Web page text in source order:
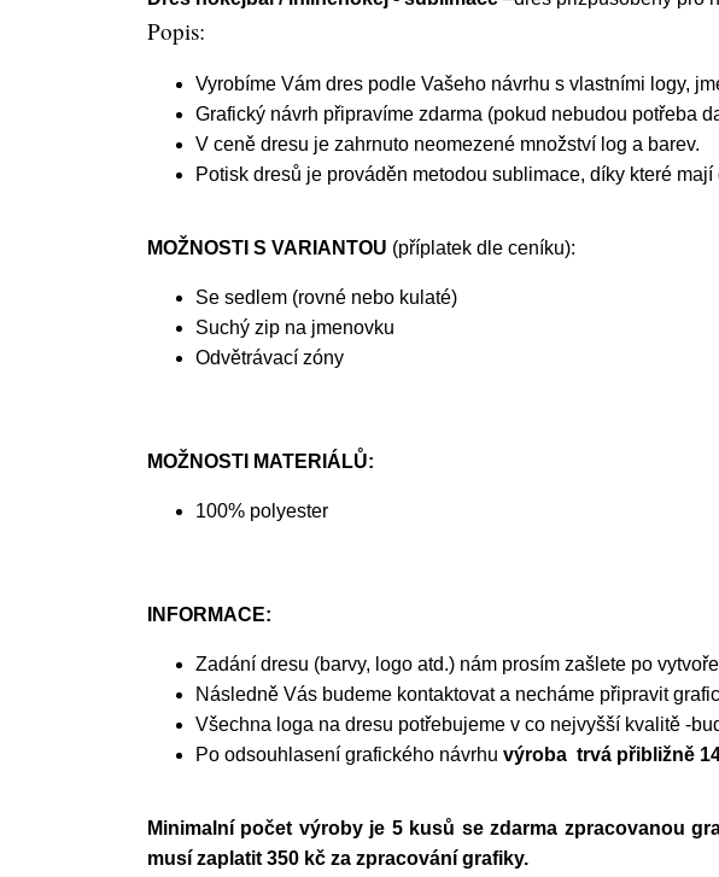
Popis:
Vyrobíme Vám dres podle Vašeho návrhu s vlastními logy,
Grafický návrh připravíme zdarma (pokud nebudou potřeba
V ceně dresu je zahrnuto neomezené množství log a barev.
Potisk dresů je prováděn metodou sublimace, díky které
MOŽNOSTI S VARIANTOU (příplatek dle ceníku):
Se sedlem (rovné nebo kulaté)
Suchý zip na jmenovku
Odvětrávací zóny
MOŽNOSTI MATERIÁLŮ:
100% polyester
INFORMACE:
Zadání dresu (barvy, logo atd.) nám prosím zašlete po
Následně Vás budeme kontaktovat a necháme připravit
Všechna loga na dresu potřebujeme v co nejvyšší kvalitě -
Po odsouhlasení grafického návrhu výroba trvá přibližně
Minimalní počet výroby je 5 kusů se zdarma zpracovanou
musí zaplatit 350 kč za zpracování grafiky.